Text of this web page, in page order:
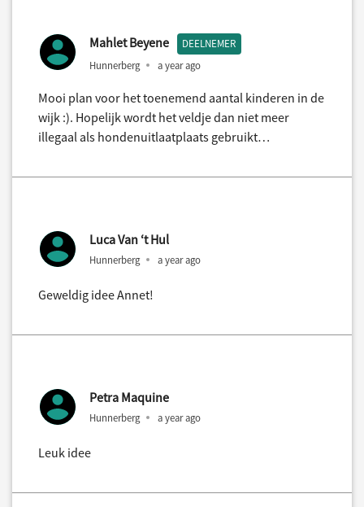
Mahlet Beyene DEELNEMER
Hunnerberg a year ago
Mooi plan voor het toenemend aantal kinderen in de
wijk :). Hopelijk wordt het veldje dan niet meer
illegaal als hondenuitlaatplaats gebruikt…
Luca Van ‘t Hul
Hunnerberg a year ago
Geweldig idee Annet!
Petra Maquine
Hunnerberg a year ago
Leuk idee